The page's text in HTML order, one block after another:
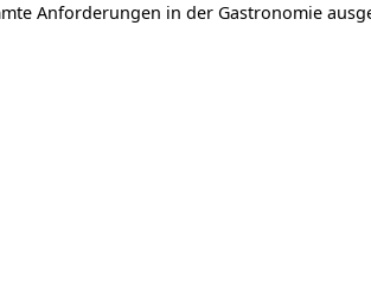
Anforderungen in der Gastronomie